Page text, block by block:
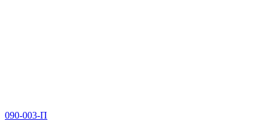
090-003-П